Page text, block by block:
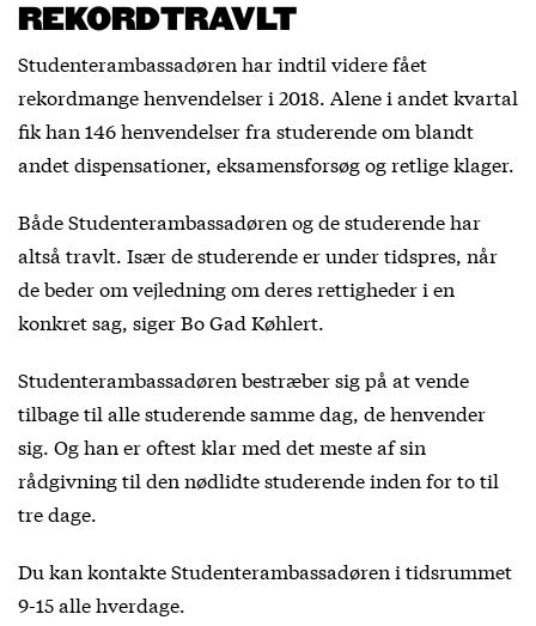
REKORDTRAVLT
Studenterambassadøren har indtil videre fået
rekordmange henvendelser i 2018. Alene i andet kvartal
fik han 146 henvendelser fra studerende om blandt
andet dispensationer, eksamensforsøg og retlige klager.
Både Studenterambassadøren og de studerende har
altså travlt. Især de studerende er under tidspres, når
de beder om vejledning om deres rettigheder i en
konkret sag, siger Bo Gad Køhlert.
Studenterambassadøren bestræber sig på at vende
tilbage til alle studerende samme dag, de henvender
sig. Og han er oftest klar med det meste af sin
rådgivning til den nødlidte studerende inden for to til
tre dage.
Du kan kontakte Studenterambassadøren i tidsrummet
9-15 alle hverdage.